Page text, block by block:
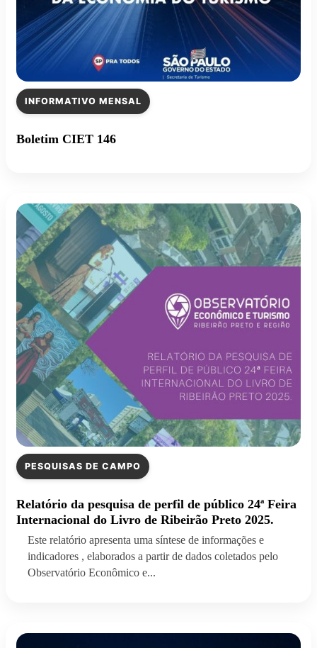
INFORMATIVO MENSAL
Boletim CIET 146
PESQUISAS DE CAMPO
Relatório da pesquisa de perfil de público 24ª Feira
Internacional do Livro de Ribeirão Preto 2025.
Este relatório apresenta uma síntese de informações e
indicadores , elaborados a partir de dados coletados pelo
Observatório Econômico e...